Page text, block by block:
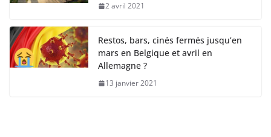
2 avril 2021
Restos, bars, cinés fermés jusqu’en
mars en Belgique et avril en
Allemagne ?
13 janvier 2021